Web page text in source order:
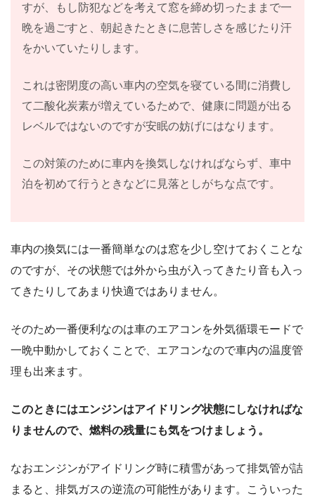
すが、もし防犯などを考えて窓を締め切ったままで一
晩を過ごすと、朝起きたときに息苦しさを感じたり汗
をかいていたりします。
これは密閉度の高い車内の空気を寝ている間に消費し
て二酸化炭素が増えているためで、健康に問題が出る
レベルではないのですが安眠の妨げにはなります。
この対策のために車内を換気しなければならず、車中
泊を初めて行うときなどに見落としがちな点です。
車内の換気には一番簡単なのは窓を少し空けておくことな
のですが、その状態では外から虫が入ってきたり音も入っ
てきたりしてあまり快適ではありません。
そのため一番便利なのは車のエアコンを外気循環モードで
一晩中動かしておくことで、エアコンなので車内の温度管
理も出来ます。
このときにはエンジンはアイドリング状態にしなければな
りませんので、燃料の残量にも気をつけましょう。
なおエンジンがアイドリング時に積雪があって排気管が詰
まると、排気ガスの逆流の可能性があります。こういった